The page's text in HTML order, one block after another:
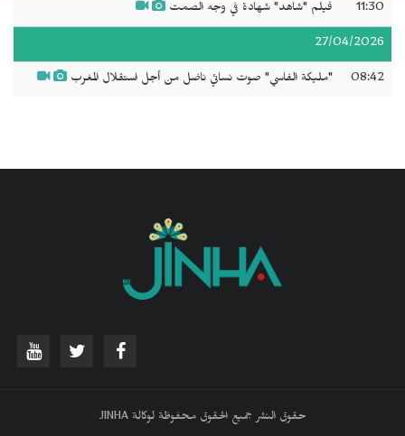
11:30 فيلم "شاهد" شهادة في وجه الصمت
27/04/2026
08:42 "مليكة الفاسي" صوت نسائي ناضل من أجل استقلال المغرب
حقوق النشر جميع الحقوق محفوظة لوكالة JINHA